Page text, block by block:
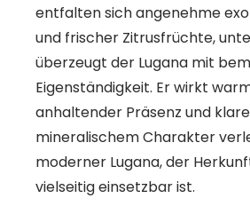
entfalten sich angenehme
und frischer Zitrusfrüchte,
überzeugt der Lugana mit
Eigenständigkeit. Er wirkt
anhaltender Präsenz und
mineralischem Charakter
moderner Lugana, der
vielseitig einsetzbar ist.